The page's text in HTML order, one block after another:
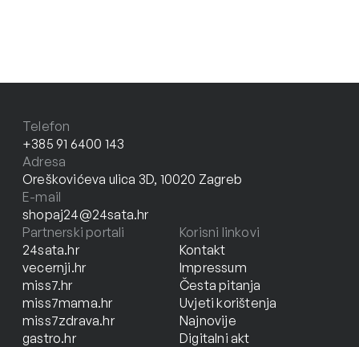
Telefon
+385 91 6400 143
Adresa
Oreškovićeva ulica 3D, 10020 Zagreb
E-mail
shopaj24@24sata.hr
Partnerski portali
24sata.hr
vecernji.hr
miss7.hr
miss7mama.hr
miss7zdrava.hr
gastro.hr
Korisni linkovi
Kontakt
Impressum
Česta pitanja
Uvjeti korištenja
Najnovije
Digitalni akt